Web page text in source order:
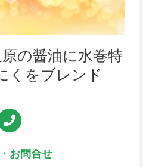
の醤油に水巻特
くをブレンド
お問合せ